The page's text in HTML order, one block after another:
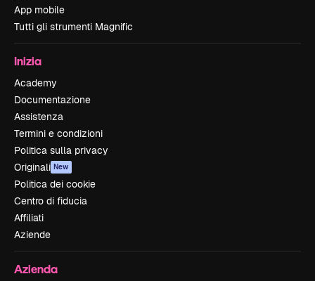
App mobile
Tutti gli strumenti Magnific
Inizia
Academy
Documentazione
Assistenza
Termini e condizioni
Politica sulla privacy
Originali New
Politica dei cookie
Centro di fiducia
Affiliati
Aziende
Azienda